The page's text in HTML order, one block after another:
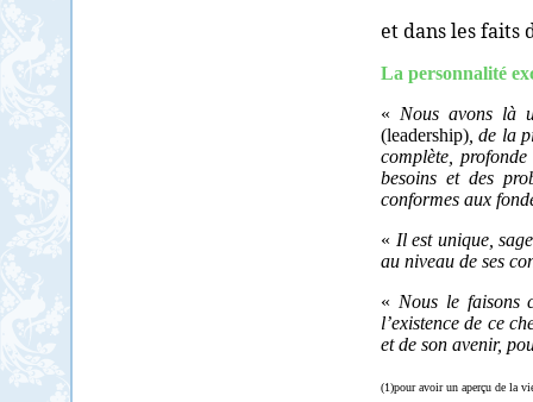
et dans les faits
La personnalité
« Nous avons là
(leadership) , de la
complète,
besoins et des
conformes aux
« Il est unique,
au niveau de ses
« Nous le faisons
l’existence de ce
et de son avenir,
(1)pour avoir un aperçu de la